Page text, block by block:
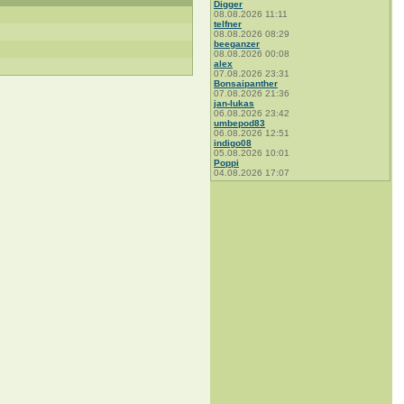
Digger
08.08.2026 11:11
telfner
08.08.2026 08:29
beeganzer
08.08.2026 00:08
alex
07.08.2026 23:31
Bonsaipanther
07.08.2026 21:36
jan-lukas
06.08.2026 23:42
umbepod83
06.08.2026 12:51
indigo08
05.08.2026 10:01
Poppi
04.08.2026 17:07